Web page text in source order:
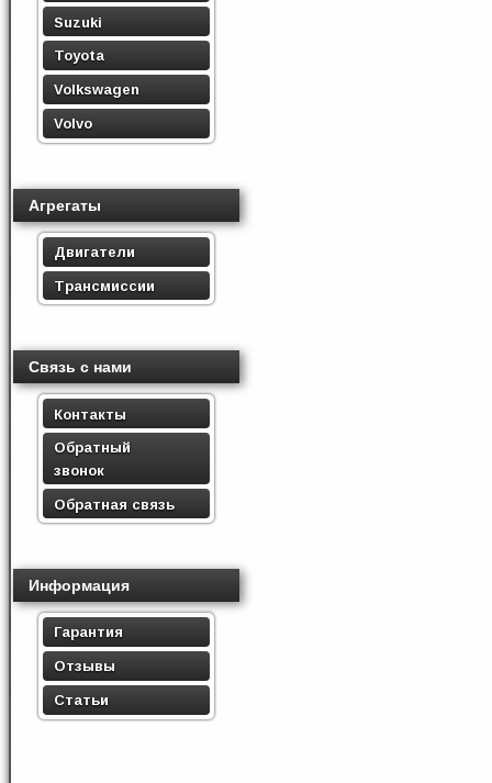
Suzuki
Toyota
Volkswagen
Volvo
Агрегаты
Двигатели
Трансмиссии
Связь с нами
Контакты
Обратный
звонок
Обратная связь
Информация
Гарантия
Отзывы
Статьи